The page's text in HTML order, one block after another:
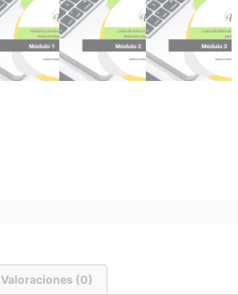
Valoraciones (0)